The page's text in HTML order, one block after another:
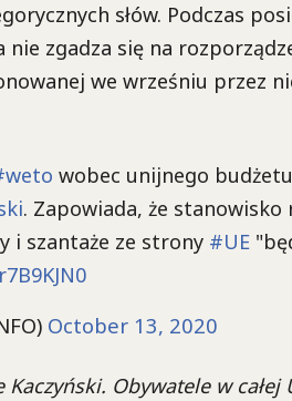
słów. Podczas
nie zgadza się na
we wrześniu przez
wobec unijnego
. Zapowiada, że stanowisko
i szantaże ze strony #UE
October 13, 2020
Obywatele w całej